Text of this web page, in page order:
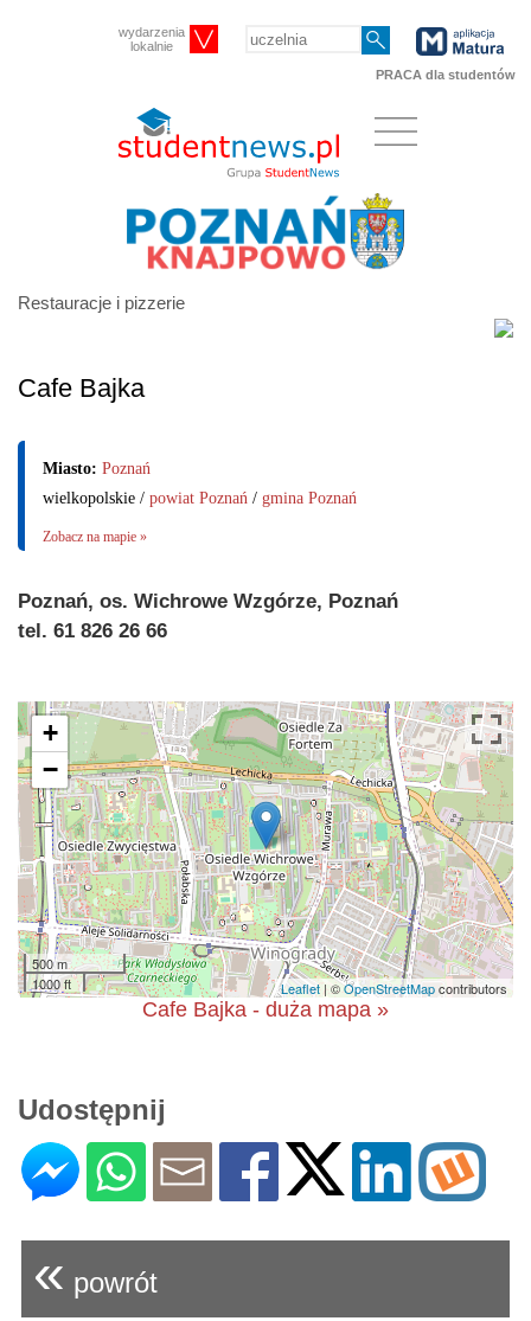
wydarzenia
lokalnie
PRACA dla studentów
Restauracje i pizzerie
Cafe Bajka
Miasto: Poznań
wielkopolskie / powiat Poznań / gmina Poznań
Zobacz na mapie »
Poznań, os. Wichrowe Wzgórze, Poznań
tel. 61 826 26 66
+
−
500 m
1000 ft
Leaflet| ©OpenStreetMapcontributors
Cafe Bajka - duża mapa »
Udostępnij
« powrót